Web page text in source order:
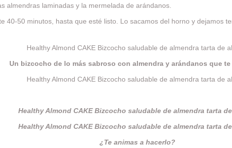
almendras laminadas y la mermelada de arándanos.
40-50 minutos, hasta que esté listo. Lo sacamos del horno y dejamos
Un bizcocho de lo más sabroso con almendra y arándanos que
¿Te animas a hacerlo?